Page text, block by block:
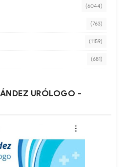
(6044)
(763)
(1159)
(681)
URÓLOGO -